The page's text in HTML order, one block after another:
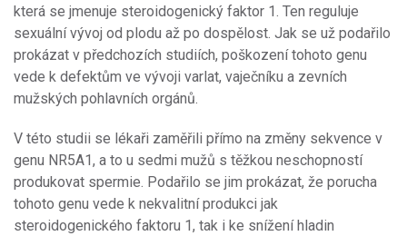
která se jmenuje steroidogenický faktor 1. Ten reguluje
sexuální vývoj od plodu až po dospělost. Jak se už podařilo
prokázat v předchozích studiích, poškození tohoto genu
vede k defektům ve vývoji varlat, vaječníku a zevních
mužských pohlavních orgánů.
V této studii se lékaři zaměřili přímo na změny sekvence v
genu NR5A1, a to u sedmi mužů s těžkou neschopností
produkovat spermie. Podařilo se jim prokázat, že porucha
tohoto genu vede k nekvalitní produkci jak
steroidogenického faktoru 1, tak i ke snížení hladin